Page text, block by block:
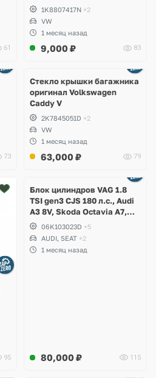
61
1K8807417N +2
VW
1 месяц назад
9,000 ₽ 83
73
Стекло крышки багажника
оригинал Volkswagen
Caddy V
2K7845051D +2
VW
1 месяц назад
63,000 ₽ 79
95
Блок цилиндров VAG 1.8
TSI gen3 CJS 180 л.с., Audi
A3 8V, Skoda Octavia A7,
Superb, Volkswagen Passat
B8, Golf VII Alltrack, Seat
Leon
06K103023D +5
AUDI, SEAT +2
1 месяц назад
80,000 ₽ 115